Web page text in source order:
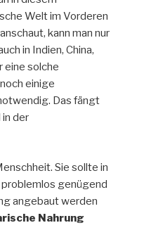
Welt im Vorderen
kann man nur
in Indien, China,
eine solche
einige
Das fängt
in der
Sie sollte in
genügend
angebaut werden
Nahrung